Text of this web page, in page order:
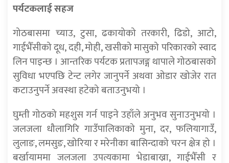
पर्यटकलाई सहज
गोठबासमा च्याउ, टुसा, ढकायोको तरकारी, ढिडो, आटो,
गाईभैँसीको दूध, दही, मोही, खसीको मासुको परिकारको स्वाद
लिन पाइन्छ । आन्तरिक पर्यटक प्रतापजङ्ग थापाले गोठबासको
सुविधा भएपछि टेन्ट लगेर जानुपर्ने अथवा ओडार खोजेर रात
कटाउनुपर्ने अवस्था हटेको बताउनुभयो ।
घुम्ती गोठको महशुस गर्न पाइने उहाँले अनुभव सुनाउनुभयो ।
जलजला धौलागिरि गाउँपालिकाको मुना, दर, फलियागाउँ,
लुलाङ, लमसुङ, खोरिया र मरेनीका बासिन्दाको चरन क्षेत्र हो ।
बर्खायाममा जलजला उपत्यकामा भेडाबाख्रा, गाईभैँसी र